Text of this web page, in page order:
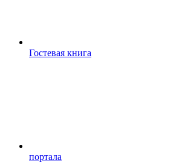
Гостевая книга
портала